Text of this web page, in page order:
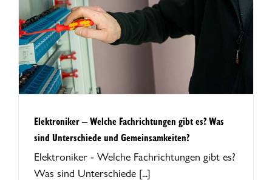
Elektroniker – Welche Fachrichtungen gibt es? Was
sind Unterschiede und Gemeinsamkeiten?
Elektroniker - Welche Fachrichtungen gibt es?
Was sind Unterschiede [...]